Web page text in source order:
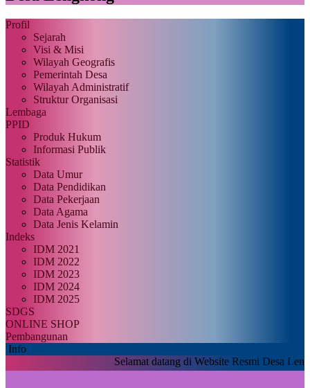
Profil
Sejarah
Visi & Misi
Wilayah Geografis
Pemerintah Desa
Wilayah Administratif
Struktur Organisasi
Lembaga
PPID
Produk Hukum
Informasi Publik
Statistik
Data Umur
Data Pendidikan
Data Pekerjaan
Data Agama
Data Jenis Kelamin
Indeks
IDM 2021
IDM 2022
IDM 2023
IDM 2024
IDM 2025
SDGS
ONLINE SHOP
Pembangunan
Info
Selamat datang di Website Resmi Desa Lengkong